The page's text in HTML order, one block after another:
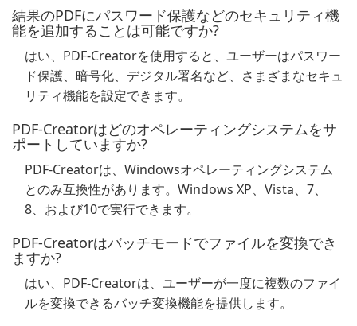
結果のPDFにパスワード保護などのセキュリティ機
能を追加することは可能ですか?
はい、PDF-Creatorを使用すると、ユーザーはパスワー
ド保護、暗号化、デジタル署名など、さまざまなセキュ
リティ機能を設定できます。
PDF-Creatorはどのオペレーティングシステムをサ
ポートしていますか?
PDF-Creatorは、Windowsオペレーティングシステム
とのみ互換性があります。Windows XP、Vista、7、
8、および10で実行できます。
PDF-Creatorはバッチモードでファイルを変換でき
ますか?
はい、PDF-Creatorは、ユーザーが一度に複数のファイ
ルを変換できるバッチ変換機能を提供します。